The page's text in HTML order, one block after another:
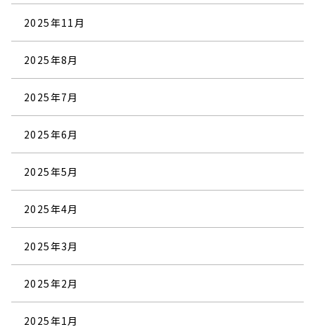
2025年11月
2025年8月
2025年7月
2025年6月
2025年5月
2025年4月
2025年3月
2025年2月
2025年1月